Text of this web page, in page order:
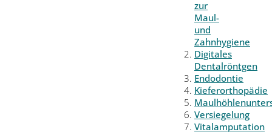
zur
Maul-
und
Zahnhygiene
Digitales
Dentalröntgen
Endodontie
Kieferorthopädie
Versiegelung
Vitalamputation